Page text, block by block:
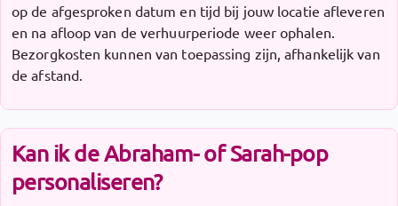
op de afgesproken datum en tijd bij jouw locatie afleveren
en na afloop van de verhuurperiode weer ophalen.
Bezorgkosten kunnen van toepassing zijn, afhankelijk van
de afstand.
Kan ik de Abraham- of Sarah-pop
personaliseren?